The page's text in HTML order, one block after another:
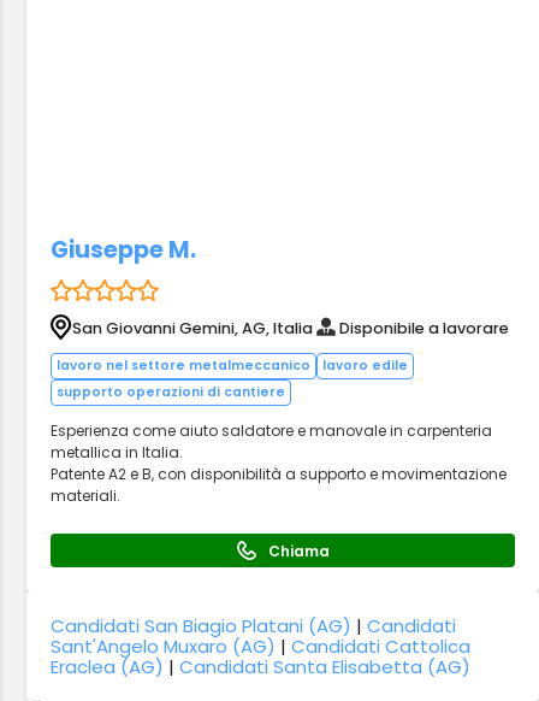
Giuseppe M.
San Giovanni Gemini, AG, Italia Disponibile a lavorare
lavoro nel settore metalmeccanico
lavoro edile
supporto operazioni di cantiere
Esperienza come aiuto saldatore e manovale in carpenteria
metallica in Italia.
Patente A2 e B, con disponibilità a supporto e movimentazione
materiali.
Chiama
Candidati San Biagio Platani (AG) |Candidati
Sant'Angelo Muxaro (AG) |Candidati Cattolica
Eraclea (AG) |Candidati Santa Elisabetta (AG)